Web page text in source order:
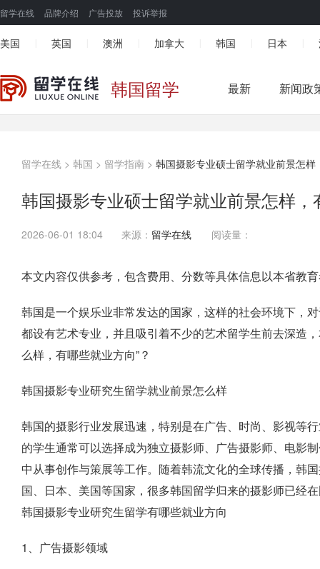
留学在线 品牌介绍 广告投放 投诉举报
美国 英国 澳洲 加拿大 韩国 日本
韩国留学 最新 新闻政
留学在线 > 韩国 > 留学指南 > 韩国摄影专业硕士留学就业前景怎样
韩国摄影专业硕士留学就业前景怎样，
2026-06-01 18:04 来源： 留学在线 阅读量：
本文内容仅供参考，包含费用、分数等具体信息以本省教
韩国是一个娱乐业非常发达的国家，这样的社会环境下，
都设有艺术专业，并且吸引着不少的艺术留学生前去深造
么样，有哪些就业方向”？
韩国摄影专业研究生留学就业前景怎么样
韩国的摄影行业发展迅速，特别是在广告、时尚、影视等
的学生通常可以选择成为独立摄影师、广告摄影师、电影
中从事创作与策展等工作。随着韩流文化的全球传播，韩
国、日本、美国等国家，很多韩国留学归来的摄影师已经
韩国摄影专业研究生留学有哪些就业方向
1、广告摄影领域